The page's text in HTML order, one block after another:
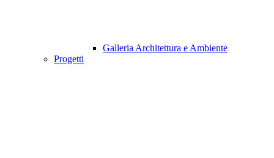
Galleria Architettura e Ambiente
Progetti